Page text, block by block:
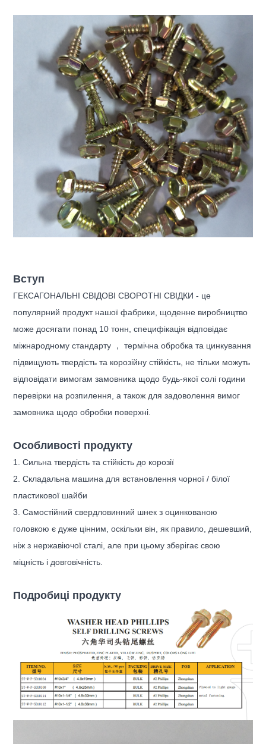
Вступ
ГЕКСАГОНАЛЬНІ СВІДОВІ СВОРОТНІ СВІДКИ - це
популярний продукт нашої фабрики, щоденне виробництво
може досягати понад 10 тонн, специфікація відповідає
міжнародному стандарту ， термічна обробка та цинкування
підвищують твердість та корозійну стійкість, не тільки можуть
відповідати вимогам замовника щодо будь-якої солі години
перевірки на розпилення, а також для задоволення вимог
замовника щодо обробки поверхні.
Особливості продукту
1. Сильна твердість та стійкість до корозії
2. Складальна машина для встановлення чорної / білої
пластикової шайби
3. Самостійний свердловинний шнек з оцинкованою
головкою є дуже цінним, оскільки він, як правило, дешевший,
ніж з нержавіючої сталі, але при цьому зберігає свою
міцність і довговічність.
Подробиці продукту